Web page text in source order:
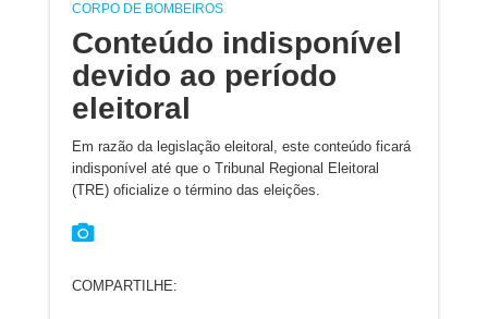
CORPO DE BOMBEIROS
Conteúdo indisponível
devido ao período
eleitoral
Em razão da legislação eleitoral, este conteúdo ficará
indisponível até que o Tribunal Regional Eleitoral
(TRE) oficialize o término das eleições.
COMPARTILHE: